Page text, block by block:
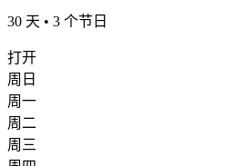
30 天 • 3 个节日
打开
周日
周一
周二
周三